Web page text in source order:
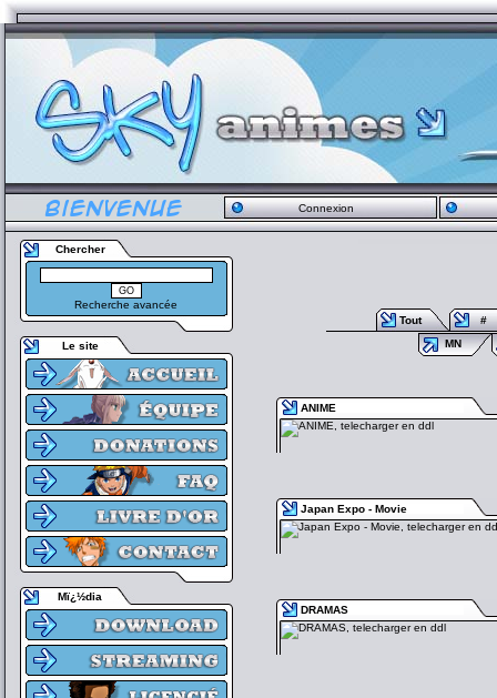
Connexion
Chercher
Recherche avancée
Le site
Mï¿½dia
Tout
#
MN
ANIME
Japan Expo - Movie
DRAMAS